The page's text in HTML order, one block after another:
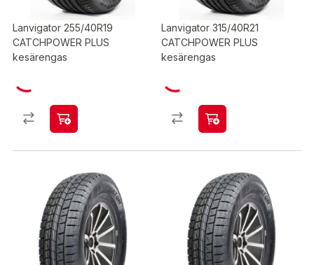
Lanvigator 255/40R19
CATCHPOWER PLUS
kesärengas
Lanvigator 315/40R21
CATCHPOWER PLUS
kesärengas